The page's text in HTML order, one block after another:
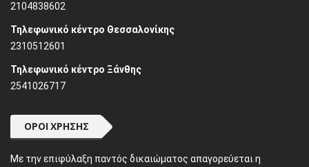
2104838602
Τηλεφωνικό κέντρο Θεσσαλονίκης
2310512601
Τηλεφωνικό κέντρο Ξάνθης
2541026717
ΌΡΟΙ ΧΡΉΣΗΣ
Mε την επιφύλαξη παντός δικαιώματος απαγορεύεται η